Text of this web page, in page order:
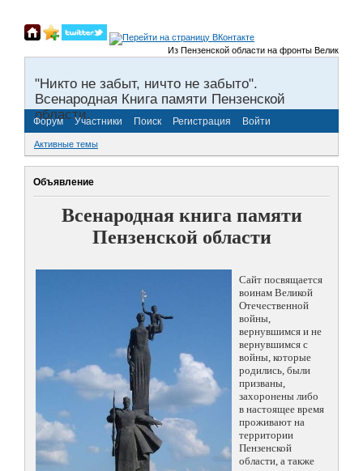
Из Пензенской области на фронты Великой
"Никто не забыт, ничто не забыто".
Всенародная Книга памяти Пензенской
области.
Форум Участники Поиск Регистрация Войти
Активные темы
Объявление
Всенародная книга памяти
Пензенской области
Сайт посвящается
воинам Великой
Отечественной
войны,
вернувшимся и не
вернувшимся с
войны, которые
родились, были
призваны,
захоронены либо
в настоящее время
проживают на
территории
Пензенской
области, а также